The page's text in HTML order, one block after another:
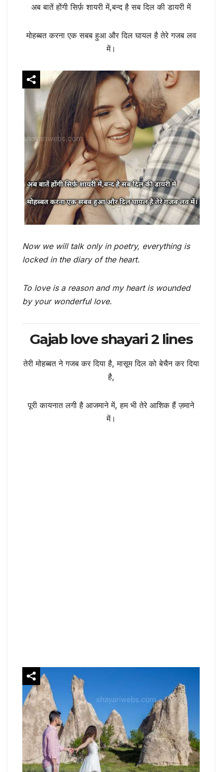
अब बातें होंगी सिर्फ़ शायरी में,बन्द है सब दिल की डायरी में
मोहब्बत करना एक सबब हुआ और दिल घायल है तेरे गजब लव
में।
Now we will talk only in poetry, everything is
locked in the diary of the heart.
To love is a reason and my heart is wounded
by your wonderful love.
Gajab love shayari 2 lines
तेरी मोहब्बत ने गजब कर दिया है, मासूम दिल को बेचैन कर दिया
है,
पूरी कायनात लगी है आजमाने में, हम भी तेरे आशिक हैं ज़माने
में।